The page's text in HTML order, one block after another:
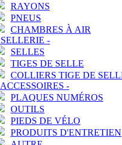
RAYONS
PNEUS
CHAMBRES À AIR
SELLERIE -
SELLES
TIGES DE SELLE
COLLIERS TIGE DE
ACCESSOIRES -
PLAQUES NUMÉROS
OUTILS
PIEDS DE VÉLO
PRODUITS D'ENTRETIEN